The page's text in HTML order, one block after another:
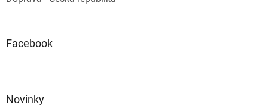
Facebook
Novinky